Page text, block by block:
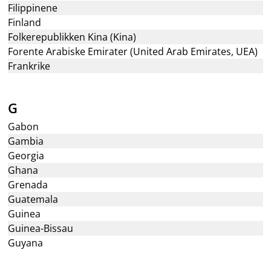
Filippinene
Finland
Folkerepublikken Kina (Kina)
Forente Arabiske Emirater (United Arab Emirates, UEA)
Frankrike
G
Gabon
Gambia
Georgia
Ghana
Grenada
Guatemala
Guinea
Guinea-Bissau
Guyana